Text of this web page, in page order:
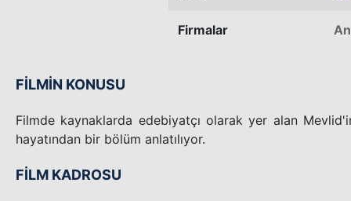
Firmalar
FİLMİN KONUSU
Filmde kaynaklarda edebiyatçı olarak yer alan
hayatından bir bölüm anlatılıyor.
FİLM KADROSU